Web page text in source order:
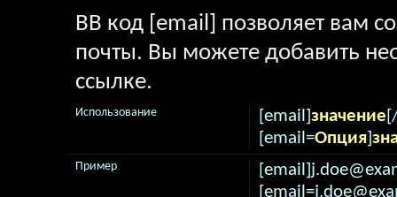
BB код [email] позволяет вам
почты. Вы можете добавить
ссылке.
[email]значение
[email=Опция]
Использование
Пример